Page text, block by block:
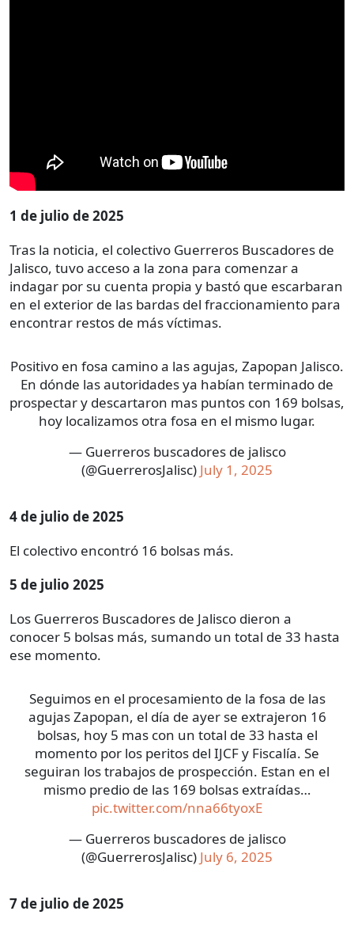
1 de julio de 2025
Tras la noticia, el colectivo Guerreros Buscadores de
Jalisco, tuvo acceso a la zona para comenzar a
indagar por su cuenta propia y bastó que escarbaran
en el exterior de las bardas del fraccionamiento para
encontrar restos de más víctimas.
Positivo en fosa camino a las agujas, Zapopan Jalisco.
En dónde las autoridades ya habían terminado de
prospectar y descartaron mas puntos con 169 bolsas,
hoy localizamos otra fosa en el mismo lugar.
— Guerreros buscadores de jalisco
(@GuerrerosJalisc) July 1, 2025
4 de julio de 2025
El colectivo encontró 16 bolsas más.
5 de julio 2025
Los Guerreros Buscadores de Jalisco dieron a
conocer 5 bolsas más, sumando un total de 33 hasta
ese momento.
Seguimos en el procesamiento de la fosa de las
agujas Zapopan, el día de ayer se extrajeron 16
bolsas, hoy 5 mas con un total de 33 hasta el
momento por los peritos del IJCF y Fiscalía. Se
seguiran los trabajos de prospección. Estan en el
mismo predio de las 169 bolsas extraídas…
pic.twitter.com/nna66tyoxE
— Guerreros buscadores de jalisco
(@GuerrerosJalisc) July 6, 2025
7 de julio de 2025